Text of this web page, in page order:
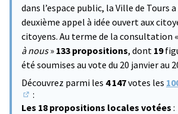
dans l’espace public, la Ville de Tours
deuxième appel à idée ouvert aux
citoyens. Au terme de la consultation «
à nous» 133 propositions, dont 19
été soumises au vote du 20 janvier au
Découvrez parmi les 4 147votes les
(S'ouvre dans un nouvel onglet)
:
Les 18 propositions locales votées :